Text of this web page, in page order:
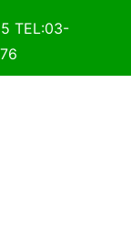
TEL:03-